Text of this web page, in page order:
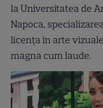
la Universitatea de
Napoca,
licența în arte
magna cum laude.